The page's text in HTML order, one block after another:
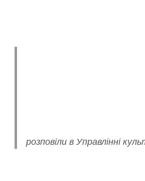
розповіли в Управлінні